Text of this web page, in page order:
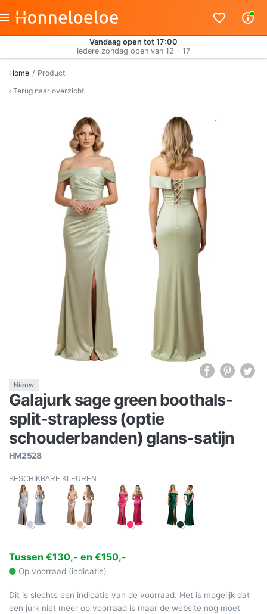
Vandaag open tot 17:00
Iedere zondag open van 12 - 17
Home
Product
Terug naar overzicht
Nieuw
Galajurk sage green boothals-
split-strapless (optie
schouderbanden) glans-satijn
HM2528
BESCHIKBARE KLEUREN
Tussen €130,- en €150,-
Op voorraad (indicatie)
Dit is slechts een indicatie van de voorraad. Het is mogelijk dat
een jurk niet meer op voorraad is maar de website nog moet